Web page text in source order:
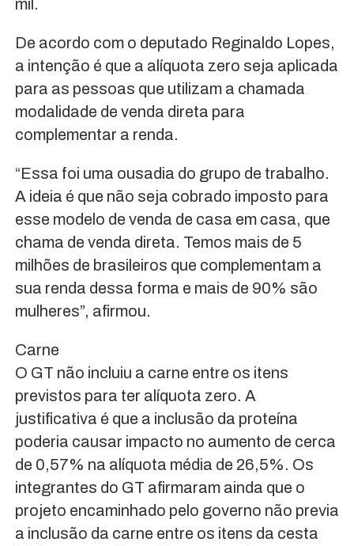
mil.
De acordo com o deputado Reginaldo Lopes,
a intenção é que a alíquota zero seja aplicada
para as pessoas que utilizam a chamada
modalidade de venda direta para
complementar a renda.
“Essa foi uma ousadia do grupo de trabalho.
A ideia é que não seja cobrado imposto para
esse modelo de venda de casa em casa, que
chama de venda direta. Temos mais de 5
milhões de brasileiros que complementam a
sua renda dessa forma e mais de 90% são
mulheres”, afirmou.
Carne
O GT não incluiu a carne entre os itens
previstos para ter alíquota zero. A
justificativa é que a inclusão da proteína
poderia causar impacto no aumento de cerca
de 0,57% na alíquota média de 26,5%. Os
integrantes do GT afirmaram ainda que o
projeto encaminhado pelo governo não previa
a inclusão da carne entre os itens da cesta